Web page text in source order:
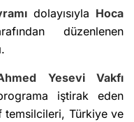
dolayısıyla Hoca
düzenlenen
Yesevi Vakfı
iştirak eden
temsilcileri, Türkiye ve